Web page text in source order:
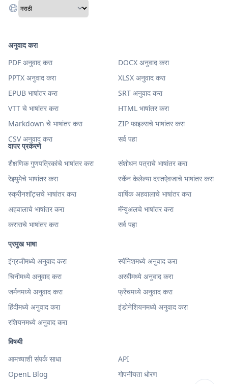
वापर प्रकरणे
शैक्षणिक गुणपत्रिकांचे भाषांतर करा
संशोधन पत्राचे भाषांतर करा
रेझ्युमेचे भाषांतर करा
स्कॅन केलेल्या दस्तऐवजाचे भाषांतर करा
स्क्रीनशॉट्सचे भाषांतर करा
वार्षिक अहवालाचे भाषांतर करा
अहवालाचे भाषांतर करा
मॅन्युअलचे भाषांतर करा
कराराचे भाषांतर करा
सर्व पहा
प्रमुख भाषा
इंग्रजीमध्ये अनुवाद करा
स्पॅनिशमध्ये अनुवाद करा
चिनीमध्ये अनुवाद करा
अरबीमध्ये अनुवाद करा
जर्मनमध्ये अनुवाद करा
फ्रेंचमध्ये अनुवाद करा
हिंदीमध्ये अनुवाद करा
इंडोनेशियनमध्ये अनुवाद करा
रशियनमध्ये अनुवाद करा
अनुवाद करा
PDF अनुवाद करा
DOCX अनुवाद करा
PPTX अनुवाद करा
XLSX अनुवाद करा
EPUB भाषांतर करा
SRT अनुवाद करा
VTT चे भाषांतर करा
HTML भाषांतर करा
Markdown चे भाषांतर करा
ZIP फाइल्सचे भाषांतर करा
CSV अनुवाद करा
सर्व पहा
विषयी
आमच्याशी संपर्क साधा
API
OpenL Blog
गोपनीयता धोरण